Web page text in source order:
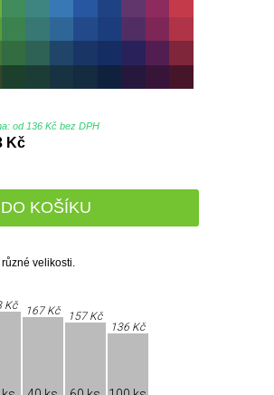
od 136 Kč bez DPH
Kč
KOŠÍKU
velikosti.
Kč 167 Kč 157 Kč
136 Kč